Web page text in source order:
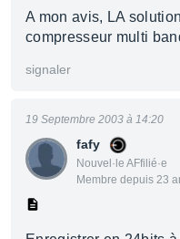
A mon avis, LA
compresseur multi
signaler
fafy
Nouvel·le AFfilié·e
Membre depuis 23
19 Septembre 2003 à 14:20